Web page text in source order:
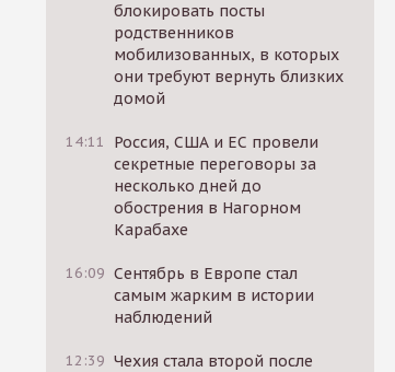
блокировать посты
родственников
мобилизованных, в которых
они требуют вернуть близких
домой
14:11
Россия, США и ЕС провели
секретные переговоры за
несколько дней до
обострения в Нагорном
Карабахе
16:09 Сентябрь в Европе стал
самым жарким в истории
наблюдений
12:39 Чехия стала второй после